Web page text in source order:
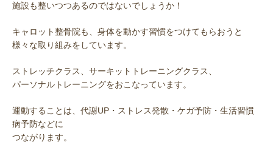
施設も整いつつあるのではないでしょうか！
キャロット整骨院も、身体を動かす習慣をつけてもらおうと
様々な取り組みをしています。
ストレッチクラス、サーキットトレーニングクラス、
パーソナルトレーニングをおこなっています。
運動することは、代謝UP・ストレス発散・ケガ予防・生活習慣
病予防などに
つながります。